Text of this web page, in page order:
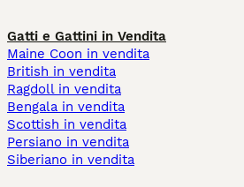
Gatti e Gattini in Vendita
Maine Coon in vendita
British in vendita
Ragdoll in vendita
Bengala in vendita
Scottish in vendita
Persiano in vendita
Siberiano in vendita